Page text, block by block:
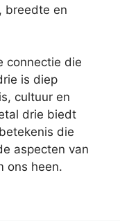
breedte en
connectie die
is diep
cultuur en
drie biedt
die
aspecten van
ons heen.